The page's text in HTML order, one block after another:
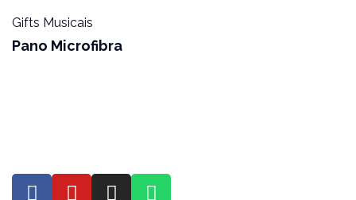
Gifts Musicais
Pano Microfibra